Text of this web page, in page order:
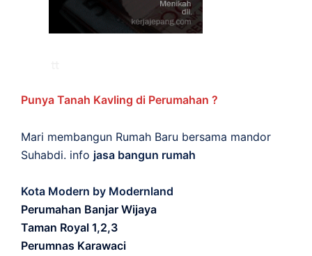
Punya Tanah Kavling di Perumahan ?
Mari membangun Rumah Baru bersama mandor
Suhabdi. info jasa bangun rumah
Kota Modern by Modernland
Perumahan Banjar Wijaya
Taman Royal 1,2,3
Perumnas Karawaci